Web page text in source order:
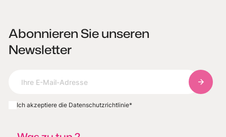
Abonnieren Sie unseren
Newsletter
Ich akzeptiere die Datenschutzrichtlinie*